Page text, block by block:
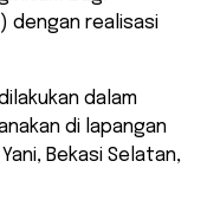
dengan realisasi
dalam
di lapangan
Bekasi Selatan,